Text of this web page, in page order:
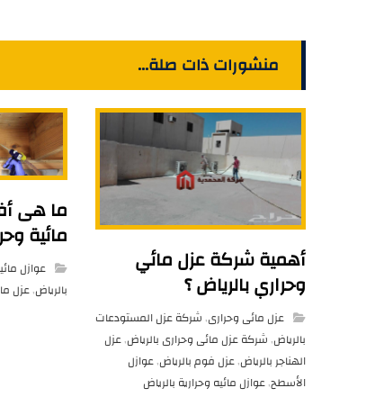
منشورات ذات صلة...
أهمية شركة عزل مائي
وحراري بالرياض ؟
عزل مائى وحرارى, شركة عزل المستودعات
بالرياض, شركة عزل مائى وحرارى بالرياض,عزل
الهناجر بالرياض,عزل فوم بالرياض,عوازل
الأسطح,عوازل مائيه وحرارية بالرياض
ما هى
مائية
عوازل
بالرياض,عزل